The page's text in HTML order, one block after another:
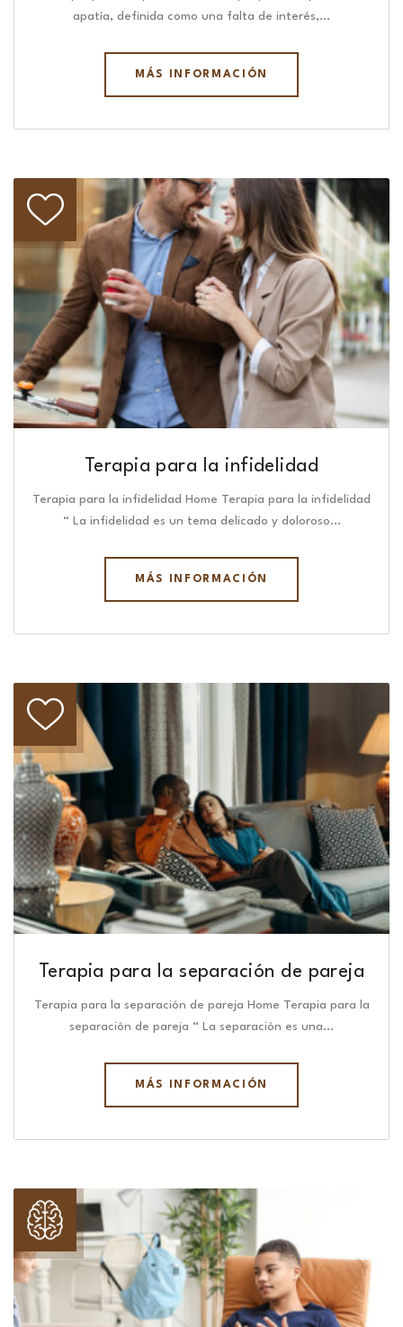
apatía, definida como una falta de interés,…
MÁS INFORMACIÓN
Terapia para la infidelidad
Terapia para la infidelidad Home Terapia para la infidelidad
“ La infidelidad es un tema delicado y doloroso…
MÁS INFORMACIÓN
Terapia para la separación de pareja
Terapia para la separación de pareja Home Terapia para la
separación de pareja “ La separación es una…
MÁS INFORMACIÓN